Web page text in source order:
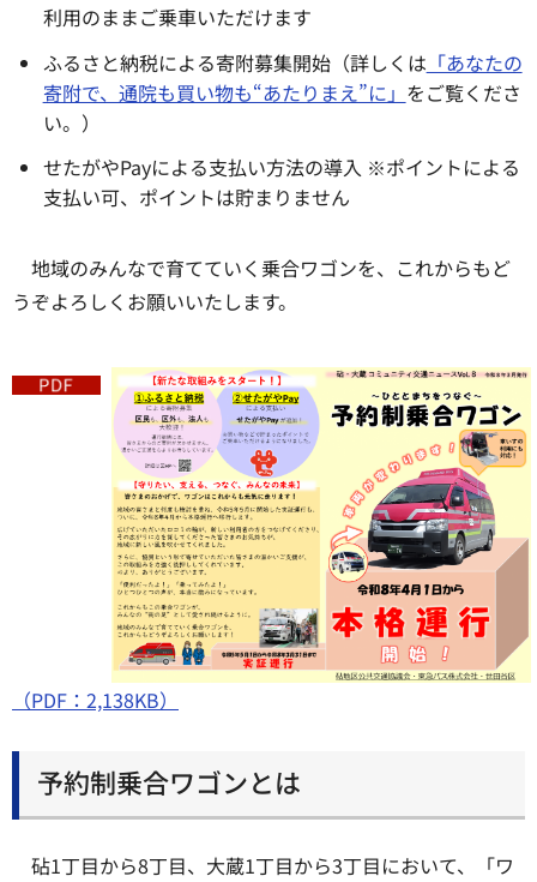
利用のままご乗車いただけます
ふるさと納税による寄附募集開始（詳しくは 「あなたの
寄附で、通院も買い物も“あたりまえ”に」 をご覧くださ
い。）
せたがやPayによる支払い方法の導入 ※ポイントによる
支払い可、ポイントは貯まりません
地域のみんなで育てていく乗合ワゴンを、これからもど
うぞよろしくお願いいたします。
（PDF：2,138KB）
予約制乗合ワゴンとは
砧1丁目から8丁目、大蔵1丁目から3丁目において、「ワ